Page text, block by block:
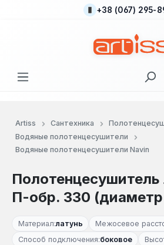
Перейти к основному+38 (067) 295-
Artiss Сантехника
Водяные полотенцесушители
Водяные полотенцесушители Navin
Полотенцесушитель
П-обр. 330
Материал:латунь Межосевое
Способ подключения:боковое